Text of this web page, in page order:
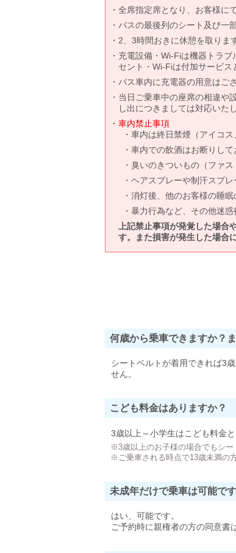
全席指定席となり、お客様に
バスの最後列のシート及び一
2、3時間おきに休憩を取りま
充電設備・Wi-Fiは機器トラ
セント・Wi-Fiは付加サービス
バス車内に充電器の用意はご
当日ご乗車中の座席の相違や
し出につきましては対応いた
車内禁止事項
車内は終日禁煙（アイコス
車内での飲酒はお断りして
臭いのきついもの（ファス
ヘアスプレーや制汗スプ
消灯後、他のお客様の睡
暴力行為など、その他迷惑
上記禁止事項が発覚した場
す。また損害が発生した場合
何歳から乗車できますか？
シートベルトが着用できれば3
せん。
こども料金はありますか？
3歳以上～小学生はこども料金と
※3歳以上のお子様の場合でもシー
※ご乗車される時点で13歳未満の
未成年だけで乗車は可能で
はい、可能です。
ご予約時に親権者の方の同意書